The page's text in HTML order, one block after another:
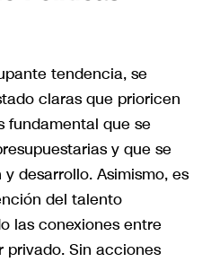
tendencia, se
claras que prioricen
fundamental que se
y que se
desarrollo. Asimismo, es
del talento
las conexiones entre
privado. Sin acciones